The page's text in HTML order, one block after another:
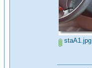
staA1.jpg